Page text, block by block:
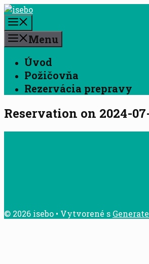
Preskočiť
na
obsah
Menu
Úvod
Požičovňa
Rezervácia prepravy
Reservation on 2024-
© 2026 isebo • Vytvorené s